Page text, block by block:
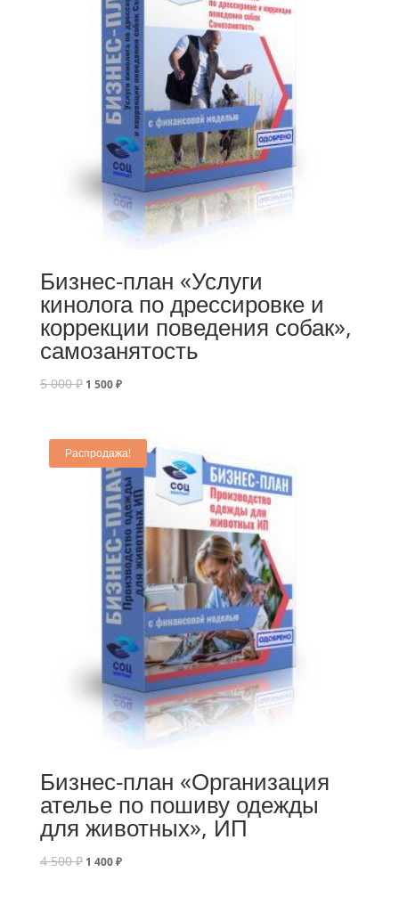
Бизнес-план «Услуги
кинолога по дрессировке и
коррекции поведения собак»,
самозанятость
5 000₽ 1 500₽
Распродажа!
Бизнес-план «Организация
ателье по пошиву одежды
для животных», ИП
4 500₽ 1 400₽